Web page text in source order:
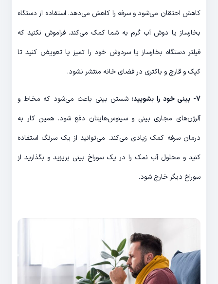
کاهش احتقان می‌شود و سرفه را کاهش می‌دهد. استفاده از دستگاه
بخارساز یا دوش آب گرم به شما کمک می‌کند. فراموش نکنید که
فیلتر دستگاه بخارساز یا سردوش خود را تمیز یا تعویض کنید تا
کپک و قارچ و باکتری در فضای خانه منتشر نشود.
7- بینی خود را بشویید:
شستن بینی باعث می‌شود که مخاط و
آلرژن‌های مجاری بینی و سینوس‌هایتان دفع شود. همین کار به
درمان سرفه کمک زیادی می‌کند. می‌توانید از یک سرنگ استفاده
کنید و محلول آب نمک را در یک سوراخ بینی بریزید و بگذارید از
سوراخ دیگر خارج شود.